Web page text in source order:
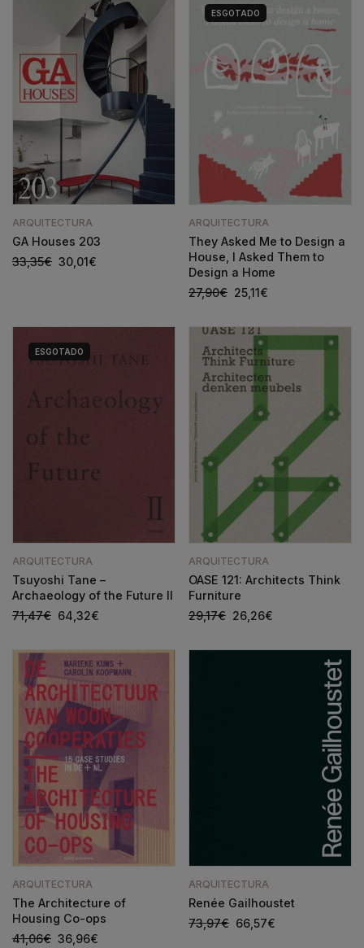
ARQUITECTURA
GA Houses 203
33,35€ 30,01€
ESGOTADO
ARQUITECTURA
They Asked Me to Design a
House, I Asked Them to
Design a Home
27,90€ 25,11€
ESGOTADO
ARQUITECTURA
Tsuyoshi Tane –
Archaeology of the Future II
71,47€ 64,32€
ARQUITECTURA
OASE 121: Architects Think
Furniture
29,17€ 26,26€
ARQUITECTURA
The Architecture of
Housing Co-ops
41,06€ 36,96€
ARQUITECTURA
Renée Gailhoustet
73,97€ 66,57€